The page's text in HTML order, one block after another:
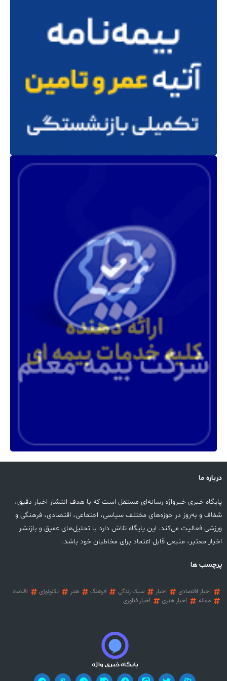
درباره ما
پایگاه خبری خبرواژه رسانه‌ای مستقل است که با هدف انتشار اخبار دقیق،
شفاف و به‌روز در حوزه‌های مختلف سیاسی، اجتماعی، اقتصادی، فرهنگی و
ورزشی فعالیت می‌کند. این پایگاه تلاش دارد با تحلیل‌های عمیق و بازنشر
اخبار معتبر، منبعی قابل اعتماد برای مخاطبان خود باشد.
پرچسب ها
اخبار اقتصادی اخبار سبک زندگی فرهنگ هنر تکنولوژی
اقتصاد
مقاله
اخبار هنری اخبار فناوری